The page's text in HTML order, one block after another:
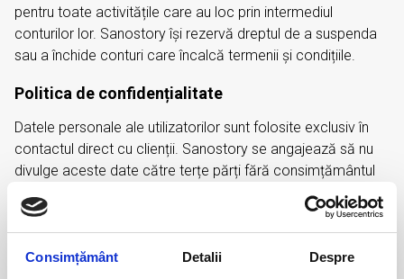
Consimțământ Detalii Despre
pentru toate activitățile care au loc prin intermediul
conturilor lor. Sanostory își rezervă dreptul de a suspenda
sau a închide conturi care încalcă termenii și condițiile.
Politica de confidențialitate
Datele personale ale utilizatorilor sunt folosite exclusiv în
contactul direct cu clienții. Sanostory se angajează să nu
divulge aceste date către terțe părți fără consimțământul
utilizatorului. Utilizatorii au dreptul de a solicita ștergerea
datelor lor personale prin contactarea Sanostory la adresa
de e-mail contact@sanostory.ro.